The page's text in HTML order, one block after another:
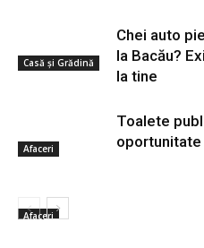
Casă şi Grădină
Afaceri
Chei auto
la Bacău?
la tine
Afaceri
Toalete
oportunitate